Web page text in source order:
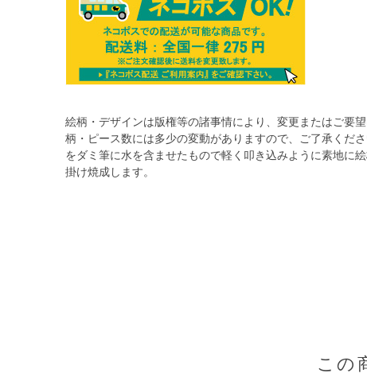
絵柄・デザインは版権等の諸事情により、変更またはご要
柄・ピース数には多少の変動がありますので、ご了承くだ
をダミ筆に水を含ませたもので軽く叩き込みように素地に
掛け焼成します。
この